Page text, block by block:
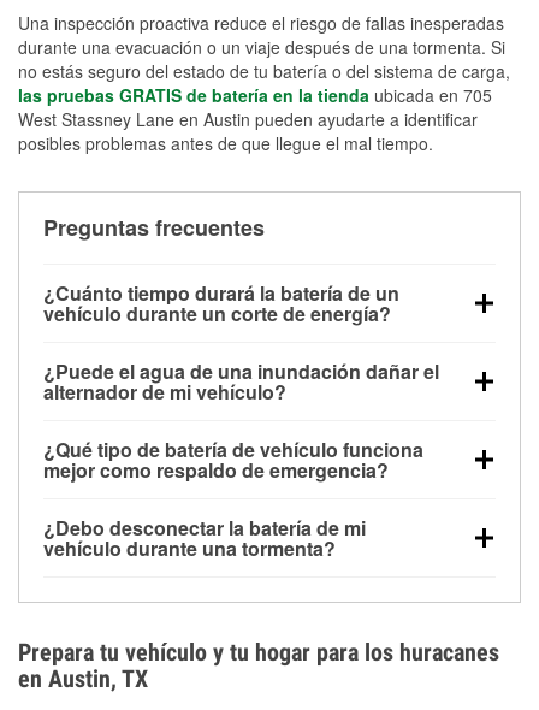
Una inspección proactiva reduce el riesgo de fallas inesperadas
durante una evacuación o un viaje después de una tormenta. Si
no estás seguro del estado de tu batería o del sistema de carga,
las pruebas GRATIS de batería en la tienda ubicada en 705
West Stassney Lane en Austin pueden ayudarte a identificar
posibles problemas antes de que llegue el mal tiempo.
Preguntas frecuentes
¿Cuánto tiempo durará la batería de un
vehículo durante un corte de energía?
alimentar pequeños accesorios durante un tiempo
limitado, pero el uso repetido sin conducir el vehículo
contar con un equipo de carga de respaldo para
cortes prolongados.
¿Puede el agua de una inundación dañar el
alternador de mi vehículo?
parte baja del compartimento del motor y pueden
dañarse si se sumergen, lo que puede provocar una
días después de la exposición.
¿Qué tipo de batería de vehículo funciona
mejor como respaldo de emergencia?
para aplicaciones de ciclo profundo porque son
selladas, resistentes a las vibraciones y más
¿Debo desconectar la batería de mi
vehículo durante una tormenta?
los daños por inundación. Evitar el agua estancada y
preparar opciones de carga de respaldo son
medidas de protección más efectivas.
Prepara tu vehículo y tu hogar para los huracanes
en Austin, TX